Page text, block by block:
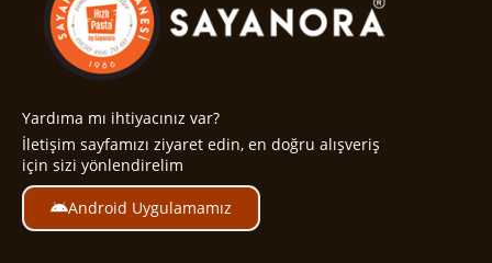
Yardıma mı ihtiyacınız var?
İletişim sayfamızı ziyaret edin, en doğru alışveriş
için sizi yönlendirelim
Android Uygulamamız